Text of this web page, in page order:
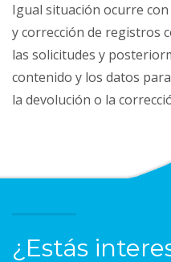
Igual situación ocurre
y corrección de registros
las solicitudes y
contenido y los datos
la devolución o la
¿Estás